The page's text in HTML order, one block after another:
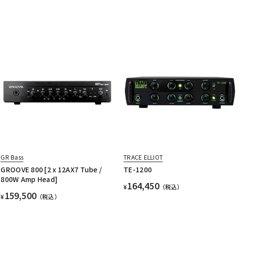
GR Bass
GROOVE 800 [2 x 12AX7 Tube /
800W Amp Head]
¥159,500 （税込）
TRACE ELLIOT
TE-1200
¥164,450（税込）